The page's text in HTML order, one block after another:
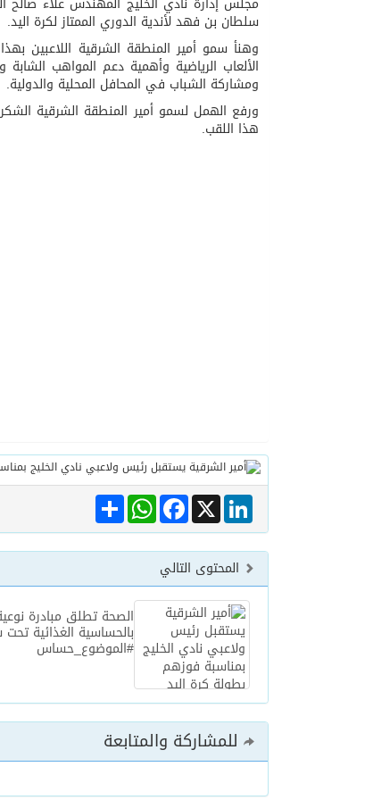
08/08/2026 الطريجى يبارك
سلطان بن فهد لأندية الدوري الممتاز لكرة اليد.
وهنأ سمو أمير المنطقة الشرقية اللاعبين
الألعاب الرياضية وأهمية دعم المواهب الشابة
ومشاركة الشباب في المحافل المحلية والدولية.
ورفع الهمل لسمو أمير المنطقة الشرقية
هذا اللقب.
Share
WhatsAppFacebook X
LinkedIn
المحتوى التالي
الصحة تطلق مبادرة
بالحساسية الغذائية
#الموضوع_حساس
للمشاركة والمتابعة